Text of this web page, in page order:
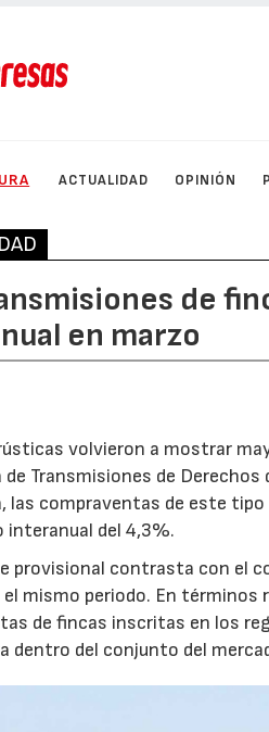
ACTUALIDAD OPINIÓN
de
en marzo
volvieron a mostrar
Transmisiones de Derechos
las compraventas de este
interanual del 4,3%.
provisional contrasta con el
el mismo periodo. En
de fincas inscritas en los
dentro del conjunto del